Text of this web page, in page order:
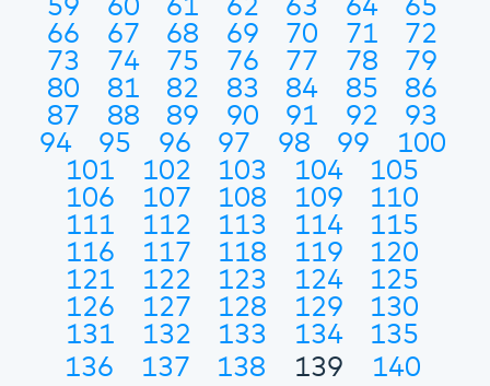
59
60 61 62 63 64
65
66
67 68 69 70 71
72
73
74 75 76 77 78
79
80
81 82 83 84 85
86
87
88 89 90 91 92
93
94
95 96 97 98 99
100
101
102 103 104
105
106
107 108 109
110
111
112 113 114
115
116
117 118 119
120
121
122 123 124
125
126
127 128 129
130
131
132 133 134
135
136
137 138 139
140